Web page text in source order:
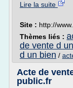
Lire la suite
Site : http://
Thèmes liés :
de vente d
d un bien /
Acte de
public.fr